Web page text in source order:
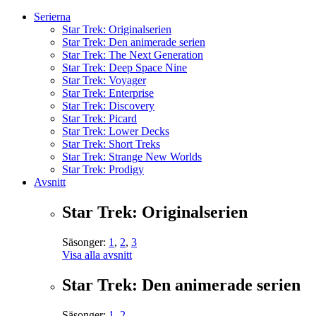
Serierna
Star Trek: Originalserien
Star Trek: Den animerade serien
Star Trek: The Next Generation
Star Trek: Deep Space Nine
Star Trek: Voyager
Star Trek: Enterprise
Star Trek: Discovery
Star Trek: Picard
Star Trek: Lower Decks
Star Trek: Short Treks
Star Trek: Strange New Worlds
Star Trek: Prodigy
Avsnitt
Star Trek: Originalserien
Säsonger: 1 , 2, 3
Visa alla avsnitt
Star Trek: Den animerade serien